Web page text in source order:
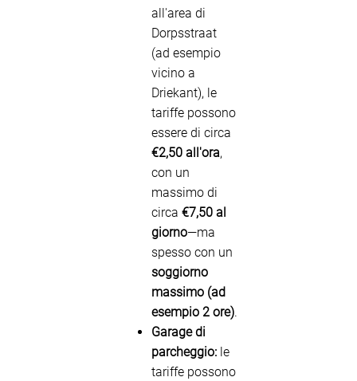
all'area di
Dorpsstraat
(ad esempio
vicino a
Driekant), le
tariffe possono
essere di circa
€2,50 all'ora,
con un
massimo di
circa €7,50 al
giorno—ma
spesso con un
soggiorno
massimo (ad
esempio 2 ore).
Garage di
parcheggio: le
tariffe possono